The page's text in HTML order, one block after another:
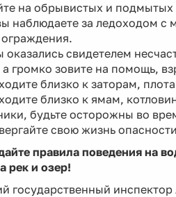
на обрывистых и подмытых
наблюдаете за ледоходом с
оказались свидетелем
громко зовите на помощь,
близко к заторам,
близко к ямам,
будьте осторожны во
свою жизнь
правила поведения на
рек и озер!
государственный